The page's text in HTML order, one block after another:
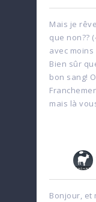
Mais je
que non??
avec moins
Bien sûr
bon sang!
mais là
Bonjour, et